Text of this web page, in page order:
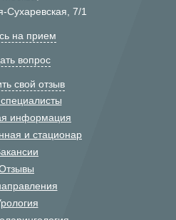
Сухаревская, 7/1
на прием
вопрос
свой отзыв
информация
и стационар